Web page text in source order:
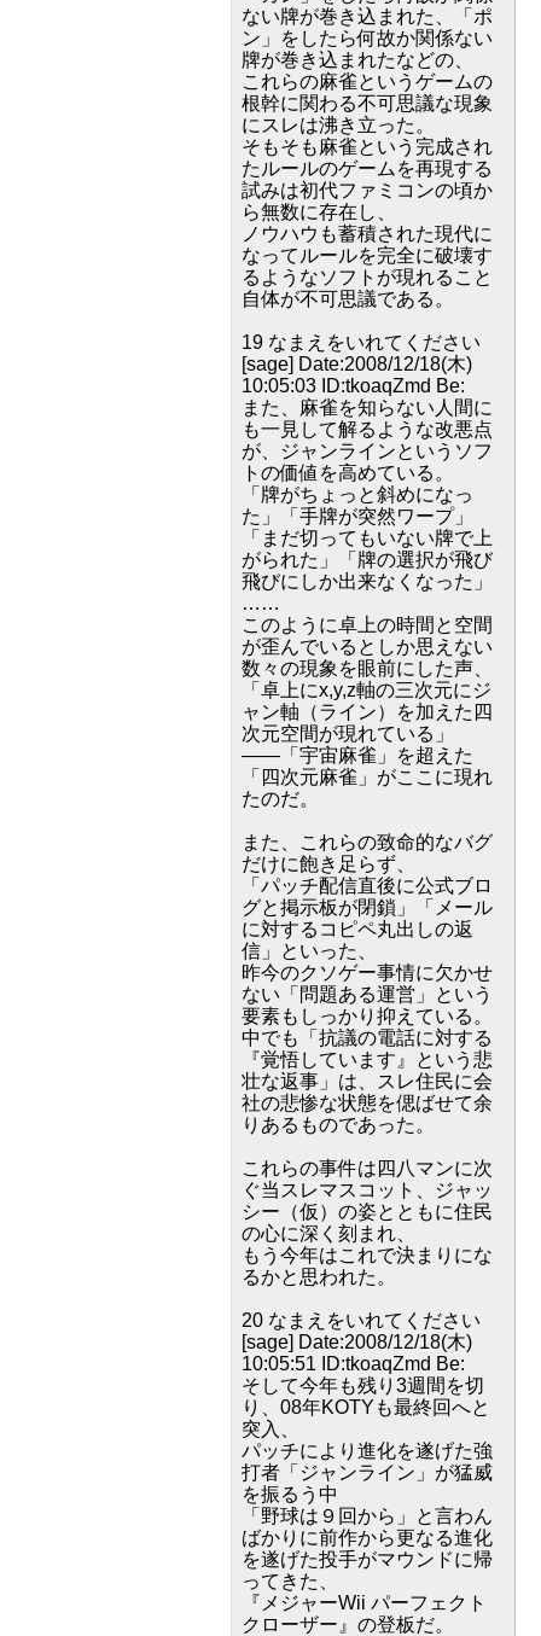
ない牌が巻き込まれた、「ポ
ン」をしたら何故か関係ない
牌が巻き込まれたなどの、
これらの麻雀というゲームの
根幹に関わる不可思議な現象
にスレは沸き立った。
そもそも麻雀という完成され
たルールのゲームを再現する
試みは初代ファミコンの頃か
ら無数に存在し、
ノウハウも蓄積された現代に
なってルールを完全に破壊す
るようなソフトが現れること
自体が不可思議である。
19 なまえをいれてください
[sage] Date:2008/12/18(木)
10:05:03 ID:tkoaqZmd Be:
また、麻雀を知らない人間に
も一見して解るような改悪点
が、ジャンラインというソフ
トの価値を高めている。
「牌がちょっと斜めになっ
た」「手牌が突然ワープ」
「まだ切ってもいない牌で上
がられた」「牌の選択が飛び
飛びにしか出来なくなった」
……
このように卓上の時間と空間
が歪んでいるとしか思えない
数々の現象を眼前にした声、
「卓上にx,y,z軸の三次元にジ
ャン軸（ライン）を加えた四
次元空間が現れている」
――「宇宙麻雀」を超えた
「四次元麻雀」がここに現れ
たのだ。
また、これらの致命的なバグ
だけに飽き足らず、
「パッチ配信直後に公式ブロ
グと掲示板が閉鎖」「メール
に対するコピペ丸出しの返
信」といった、
昨今のクソゲー事情に欠かせ
ない「問題ある運営」という
要素もしっかり抑えている。
中でも「抗議の電話に対する
『覚悟しています』という悲
壮な返事」は、スレ住民に会
社の悲惨な状態を偲ばせて余
りあるものであった。
これらの事件は四八マンに次
ぐ当スレマスコット、ジャッ
シー（仮）の姿とともに住民
の心に深く刻まれ、
もう今年はこれで決まりにな
るかと思われた。
20 なまえをいれてください
[sage] Date:2008/12/18(木)
10:05:51 ID:tkoaqZmd Be:
そして今年も残り3週間を切
り、08年KOTYも最終回へと
突入、
パッチにより進化を遂げた強
打者「ジャンライン」が猛威
を振るう中
「野球は９回から」と言わん
ばかりに前作から更なる進化
を遂げた投手がマウンドに帰
ってきた、
『メジャーWii パーフェクト
クローザー』の登板だ。